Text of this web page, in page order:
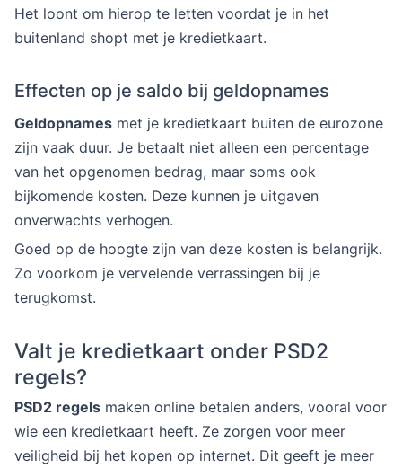
Het loont om hierop te letten voordat je in het
buitenland shopt met je kredietkaart.
Effecten op je saldo bij geldopnames
Geldopnames met je kredietkaart buiten de eurozone
zijn vaak duur. Je betaalt niet alleen een percentage
van het opgenomen bedrag, maar soms ook
bijkomende kosten. Deze kunnen je uitgaven
onverwachts verhogen.
Goed op de hoogte zijn van deze kosten is belangrijk.
Zo voorkom je vervelende verrassingen bij je
terugkomst.
Valt je kredietkaart onder PSD2
regels?
PSD2 regels maken online betalen anders, vooral voor
wie een kredietkaart heeft. Ze zorgen voor meer
veiligheid bij het kopen op internet. Dit geeft je meer